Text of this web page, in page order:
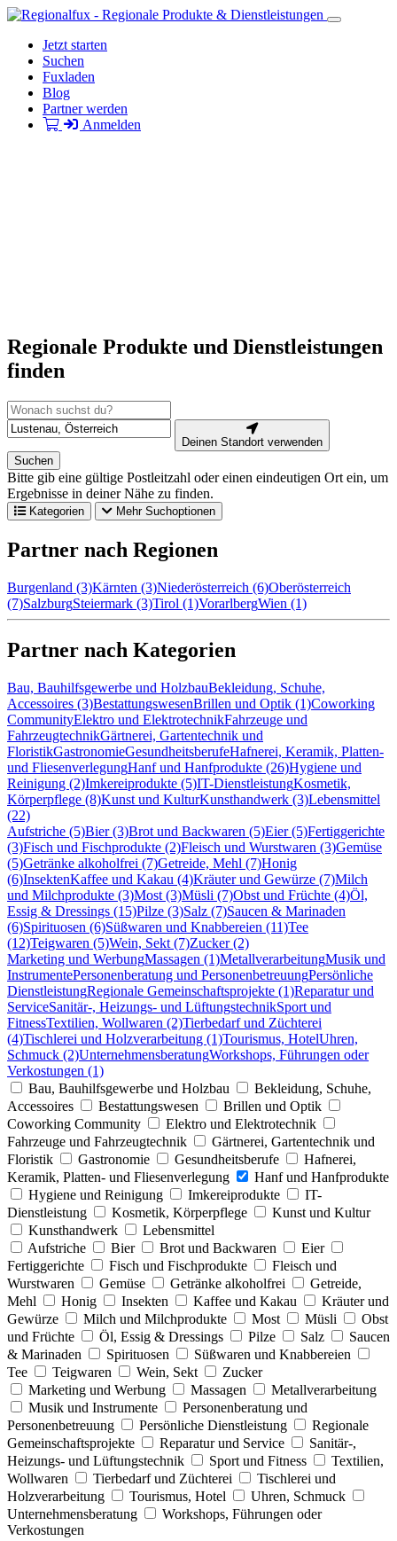
Jetzt starten
Suchen
Fuxladen
Blog
Partner werden
Anmelden
Regionale Produkte und Dienstleistungen
finden
Deinen Standort verwenden
Suchen
Bitte gib eine gültige Postleitzahl oder einen eindeutigen Ort ein, um
Ergebnisse in deiner Nähe zu finden.
Kategorien Mehr Suchoptionen
Partner nach Regionen
Burgenland (3)Kärnten (3)Niederösterreich (6)Oberösterreich
(7)SalzburgSteiermark (3)Tirol (1)VorarlbergWien (1)
Partner nach Kategorien
Bau, Bauhilfsgewerbe und HolzbauBekleidung, Schuhe,
Accessoires (3)BestattungswesenBrillen und Optik (1)Coworking
CommunityElektro und ElektrotechnikFahrzeuge und
FahrzeugtechnikGärtnerei, Gartentechnik und
FloristikGastronomieGesundheitsberufeHafnerei, Keramik, Platten-
und FliesenverlegungHanf und Hanfprodukte (26)Hygiene und
Reinigung (2)Imkereiprodukte (5)IT-DienstleistungKosmetik,
Körperpflege (8)Kunst und KulturKunsthandwerk (3)Lebensmittel
(22)
Aufstriche (5)Bier (3)Brot und Backwaren (5)Eier (5)Fertiggerichte
(3)Fisch und Fischprodukte (2)Fleisch und Wurstwaren (3)Gemüse
(5)Getränke alkoholfrei (7)Getreide, Mehl (7)Honig
(6)InsektenKaffee und Kakau (4)Kräuter und Gewürze (7)Milch
und Milchprodukte (3)Most (3)Müsli (7)Obst und Früchte (4)Öl,
Essig & Dressings (15)Pilze (3)Salz (7)Saucen & Marinaden
(6)Spirituosen (6)Süßwaren und Knabbereien (11)Tee
(12)Teigwaren (5)Wein, Sekt (7)Zucker (2)
Marketing und WerbungMassagen (1)MetallverarbeitungMusik und
InstrumentePersonenberatung und PersonenbetreuungPersönliche
DienstleistungRegionale Gemeinschaftsprojekte (1)Reparatur und
ServiceSanitär-, Heizungs- und LüftungstechnikSport und
FitnessTextilien, Wollwaren (2)Tierbedarf und Züchterei
(4)Tischlerei und Holzverarbeitung (1)Tourismus, HotelUhren,
Schmuck (2)UnternehmensberatungWorkshops, Führungen oder
Verkostungen (1)
Bau, Bauhilfsgewerbe und Holzbau
Bekleidung, Schuhe,
Accessoires
Bestattungswesen
Brillen und Optik
Coworking Community
Elektro und Elektrotechnik
Fahrzeuge und Fahrzeugtechnik
Gärtnerei, Gartentechnik und
Floristik
Gastronomie Gesundheitsberufe
Hafnerei,
Keramik, Platten- und Fliesenverlegung
Hanf und Hanfprodukte
Hygiene und Reinigung
Imkereiprodukte
IT-
Dienstleistung
Kosmetik, Körperpflege
Kunst und Kultur
Kunsthandwerk
Lebensmittel
Aufstriche
Bier Brot und Backwaren
Eier
Fertiggerichte
Fisch und Fischprodukte
Fleisch und
Wurstwaren
Gemüse Getränke alkoholfrei
Getreide,
Mehl
Honig Insekten Kaffee und Kakau
Kräuter und
Gewürze
Milch und Milchprodukte Most Müsli
Obst
und Früchte
Öl, Essig & Dressings Pilze Salz
Saucen
& Marinaden
Spirituosen
Süßwaren und Knabbereien
Tee
Teigwaren Wein, Sekt
Zucker
Marketing und Werbung
Massagen
Metallverarbeitung
Musik und Instrumente
Personenberatung und
Personenbetreuung
Persönliche Dienstleistung
Regionale
Gemeinschaftsprojekte
Reparatur und Service
Sanitär-,
Heizungs- und Lüftungstechnik
Sport und Fitness
Textilien,
Wollwaren
Tierbedarf und Züchterei
Tischlerei und
Holzverarbeitung
Tourismus, Hotel
Uhren, Schmuck
Unternehmensberatung
Workshops, Führungen oder
Verkostungen